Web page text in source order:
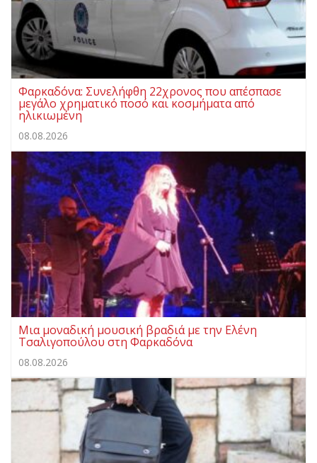
Φαρκαδόνα: Συνελήφθη 22χρονος που απέσπασε
μεγάλο χρηματικό ποσό και κοσμήματα από
ηλικιωμένη
08.08.2026
Μια μοναδική μουσική βραδιά με την Ελένη
Τσαλιγοπούλου στη Φαρκαδόνα
08.08.2026